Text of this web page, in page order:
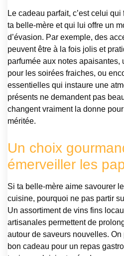
Le cadeau parfait, c’est celui
ta belle-mère et qui lui offre un
d’évasion. Par exemple, des
peuvent être à la fois jolis et
parfumée aux notes apaisantes,
pour les soirées fraiches, ou
essentielles qui instaure une
présents ne demandent pas
changent vraiment la donne
méritée.
Un choix
émerveiller les
Si ta belle-mère aime savourer
cuisine, pourquoi ne pas partir
Un assortiment de vins fins
artisanales permettent de
autour de saveurs nouvelles.
bon cadeau pour un repas